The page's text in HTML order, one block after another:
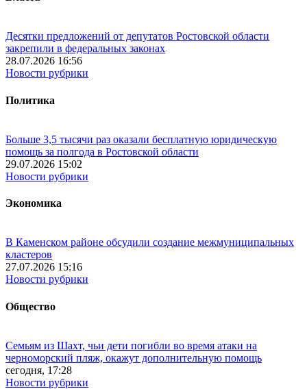
Десятки предложений от депутатов Ростовской области
закрепили в федеральных законах
28.07.2026 16:56
Новости рубрики
Политика
Больше 3,5 тысячи раз оказали бесплатную юридическую
помощь за полгода в Ростовской области
29.07.2026 15:02
Новости рубрики
Экономика
В Каменском районе обсудили создание межмуниципальных
кластеров
27.07.2026 15:16
Новости рубрики
Общество
Семьям из Шахт, чьи дети погибли во время атаки на
черноморский пляж, окажут дополнительную помощь
сегодня, 17:28
Новости рубрики